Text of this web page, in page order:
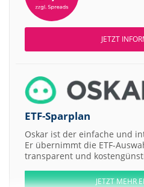
JETZT
ETF-Sparplan
Oskar ist der einfache und
Er übernimmt die ETF-
transparent und
JETZT MEHR